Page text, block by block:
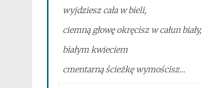
wyjdziesz cała w bieli,
ciemną głowę okręcisz w całun biały,
białym kwieciem
cmentarną ścieżkę wymościsz…